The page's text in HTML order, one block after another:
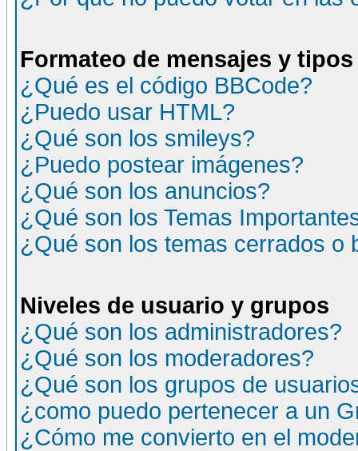
Formateo de mensajes y
¿Qué es el código BBCode?
¿Puedo usar HTML?
¿Qué son los smileys?
¿Puedo postear imágenes?
¿Qué son los anuncios?
¿Qué son los Temas
¿Qué son los temas cerrados o
Niveles de usuario y grupos
¿Qué son los administradores?
¿Qué son los moderadores?
¿Qué son los grupos de
¿como puedo pertenecer a un
¿Cómo me convierto en el